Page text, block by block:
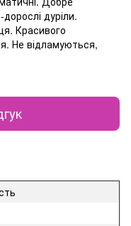
дуріли.
Красивого
Не відламуються,